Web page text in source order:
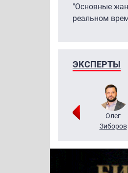
"Основные
реальном
ЭКСПЕРТЫ
Григорий
Олег
Зиборов